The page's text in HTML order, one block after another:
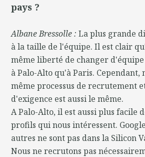
pays ?
Albane Bressolle :La plus grande
à la taille de l'équipe. Il est clair
même liberté de changer
à Palo-Alto qu'à Paris. Cependant,
même processus de recrutement
d'exigence est aussi le même.
A Palo-Alto, il est aussi plus facile
profils qui nous intéressent.
autres ne sont pas dans la Silicon
Nous ne recrutons pas